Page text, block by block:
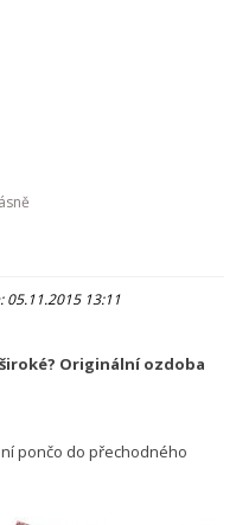
05.11.2015 13:11
Originální ozdoba
pončo do přechodného